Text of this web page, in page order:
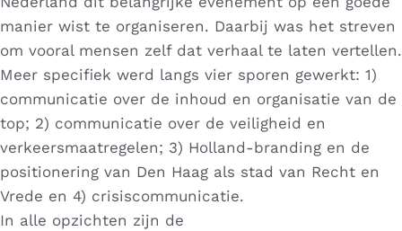
manier wist te organiseren. Daarbij was het streven
om vooral mensen zelf dat verhaal te laten vertellen.
Meer specifiek werd langs vier sporen gewerkt: 1)
communicatie over de inhoud en organisatie van de
top; 2) communicatie over de veiligheid en
verkeersmaatregelen; 3) Holland-branding en de
positionering van Den Haag als stad van Recht en
Vrede en 4) crisiscommunicatie.
In alle opzichten zijn de